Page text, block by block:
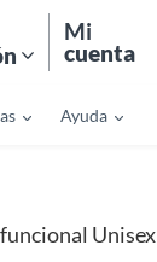
Mi
cuenta
Ayuda
Unisex